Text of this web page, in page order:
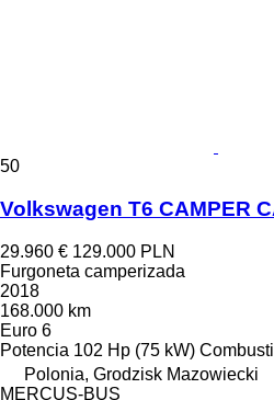
50
Volkswagen T6 CAMPER
29.960 € 129.000 PLN
Furgoneta camperizada
2018
168.000 km
Euro 6
Potencia 102 Hp (75 kW)
Polonia, Grodzisk Mazowiecki
MERCUS-BUS